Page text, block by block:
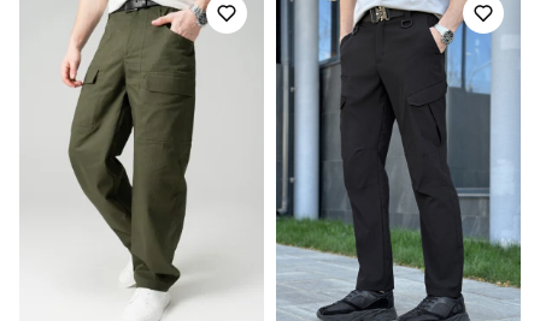
повсякденний
весна-осінь
Країна - виробник